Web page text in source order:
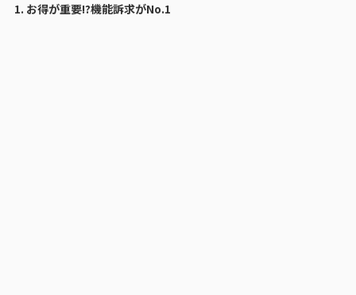
1. お得が重要!?機能訴求がNo.1